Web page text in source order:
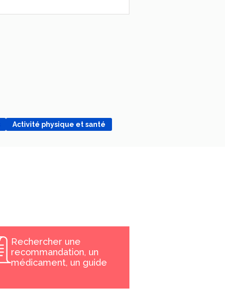
Activité physique et santé
Rechercher une
recommandation, un
médicament, un guide